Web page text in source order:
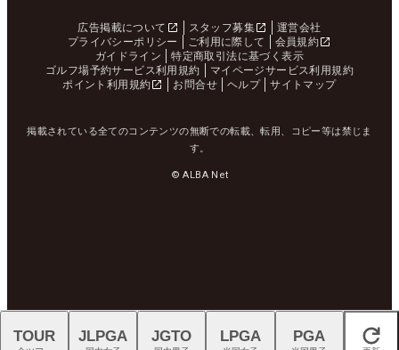
広告掲載について スタッフ募集
運営会社
プライバシーポリシー
ご利用に際して
会員規約
ガイドライン
特定商取引法に基づく表示
ゴルフ場予約サービス利用規約
マイページサービス利用規約
ポイント利用規約
お問合せ ヘルプ サイトマップ
掲載されている全てのコンテンツの無断での転載、転用、コピー等は禁じま
す。
© ALBA Net
閉じる
TOUR JLPGA JGTO LPGA PGA